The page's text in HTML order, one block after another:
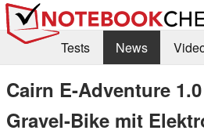
Tests
News
Cairn E-Adventure
Gravel-Bike mit